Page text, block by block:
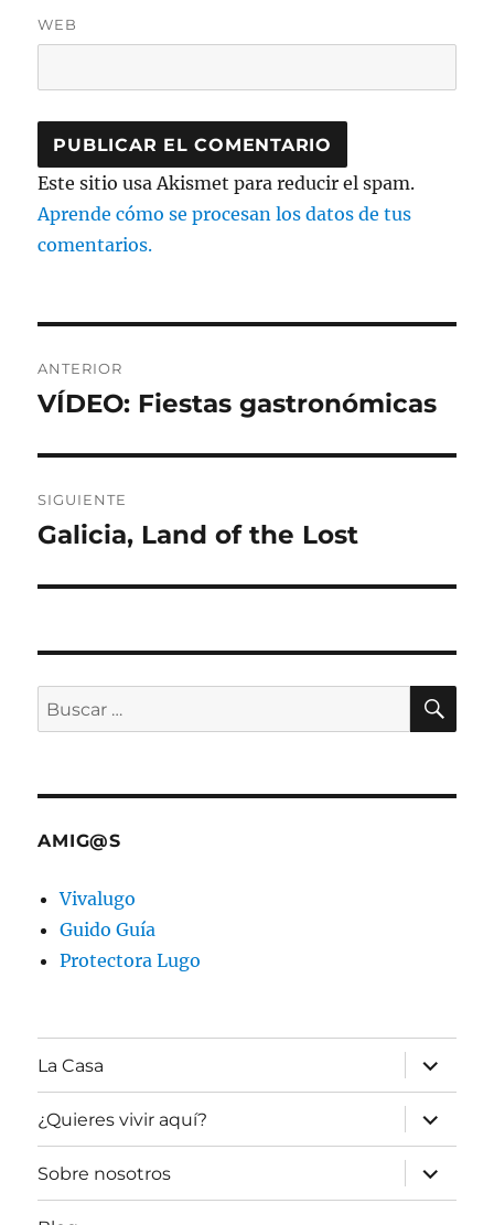
WEB
Este sitio usa Akismet para reducir el spam.
Aprende cómo se procesan los datos de tus
comentarios.
de
ANTERIOR
Entrada
VÍDEO: Fiestas gastronómicas
SIGUIENTE
Entrada
Galicia, Land of the Lost
Buscar
por:
AMIG@S
Vivalugo
Guido Guía
Protectora Lugo
La Casa
expande
el
menú
inferior
¿Quieres vivir aquí?
expande
el
menú
inferior
Sobre nosotros
expande
el
menú